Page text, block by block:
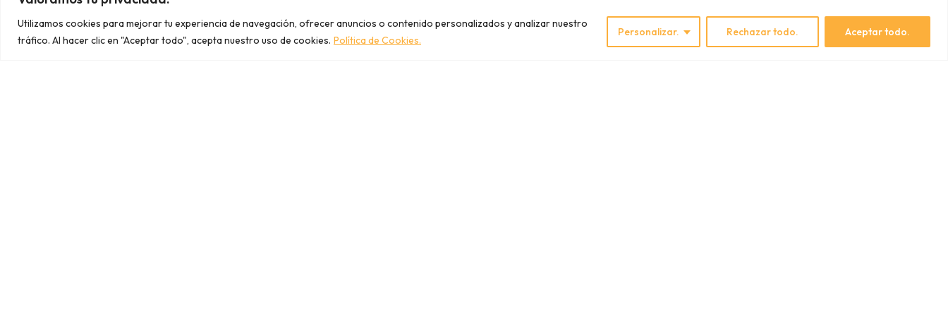
Utilizamos cookies para mejorar tu experiencia de navegación, ofrecer anuncios o contenido personalizados y analizar nuestro
tráfico. Al hacer clic en "Aceptar todo", acepta nuestro uso de cookies. Política de Cookies.
Personalizar. Rechazar todo. Aceptar todo.
03348 Granja de Rocamora